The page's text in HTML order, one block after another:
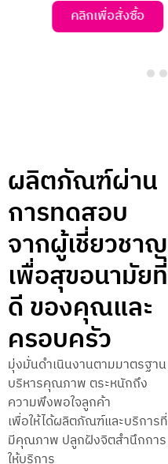
คลิกเพื่อสั่งซื้อ
ผลิตภัณฑ์ผ่าน
การทดสอบ
จากผู้เชี่ยวชาญ
เพื่อสุขอนามัยที่
ดี ของคุณและ
ครอบครัว
มุ่งมั่นดำเนินงานตามมาตรฐาน
บริหารคุณภาพ ตระหนักถึง
ความพึงพอใจลูกค้า
เพื่อให้ได้ผลิตภัณฑ์และบริการที่
มีคุณภาพ ปลูกฝังจิตสำนึกการ
ให้บริการ